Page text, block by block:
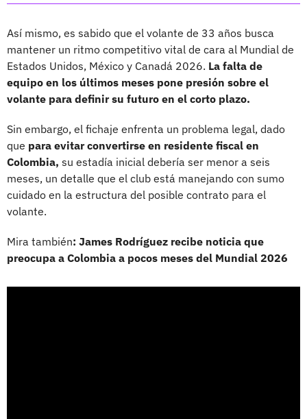
Así mismo, es sabido que el volante de 33 años busca
mantener un ritmo competitivo vital de cara al Mundial de
Estados Unidos, México y Canadá 2026. La falta de
equipo en los últimos meses pone presión sobre el
volante para definir su futuro en el corto plazo.
Sin embargo, el fichaje enfrenta un problema legal, dado
que para evitar convertirse en residente fiscal en
Colombia, su estadía inicial debería ser menor a seis
meses, un detalle que el club está manejando con sumo
cuidado en la estructura del posible contrato para el
volante.
Mira también: James Rodríguez recibe noticia que
preocupa a Colombia a pocos meses del Mundial 2026